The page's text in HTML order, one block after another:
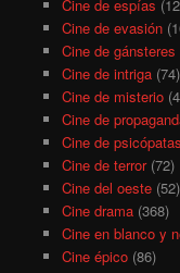
Cine de espías
Cine de evasión
Cine de gánsteres
Cine de intriga(74)
Cine de misterio
Cine de
Cine de psicópatas
Cine de terror(72)
Cine del oeste(52)
Cine drama(368)
Cine en blanco y
Cine épico(86)